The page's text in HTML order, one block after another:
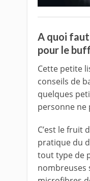
A quoi
pour le
Cette petite
conseils de
quelques
personne ne
C’est le fruit
pratique du
tout type de
nombreuses